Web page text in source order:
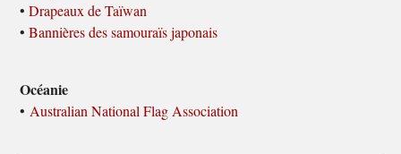
•Drapeaux de Taïwan
•Bannières des samouraïs japonais
Océanie
• Australian National Flag Association